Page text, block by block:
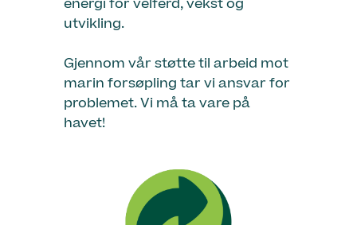
utvikling.
Gjennom vår støtte til arbeid mot
marin forsøpling tar vi ansvar for
problemet. Vi må ta vare på
havet!